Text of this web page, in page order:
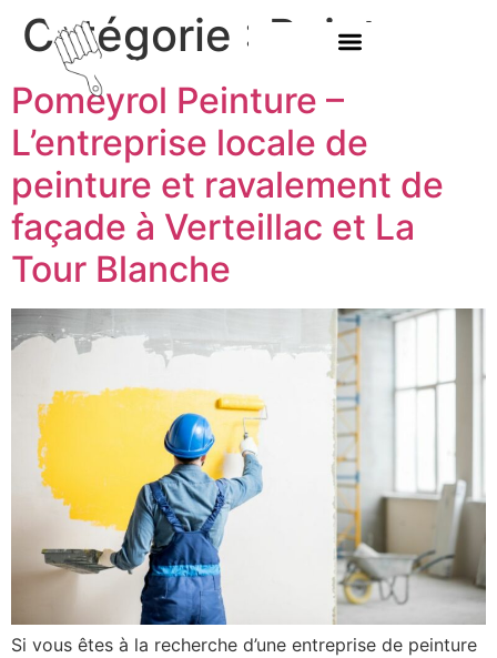
Catégorie : Peinture
Pomeyrol Peinture –
L’entreprise locale de
peinture et ravalement de
façade à Verteillac et La
Tour Blanche
Si vous êtes à la recherche d’une entreprise de peinture